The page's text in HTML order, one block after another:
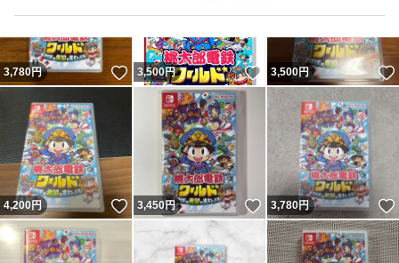
3,780円 いいね！
3,500円 いいね！
3,500円
4,200円 いいね！
3,450円 いいね！
3,780円